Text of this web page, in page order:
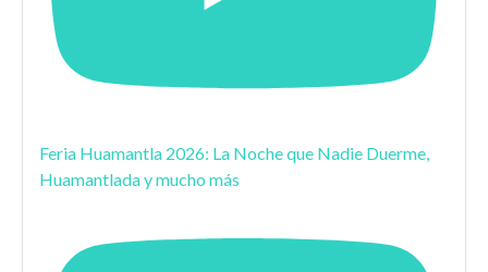
Feria Huamantla 2026: La Noche que Nadie Duerme,
Huamantlada y mucho más